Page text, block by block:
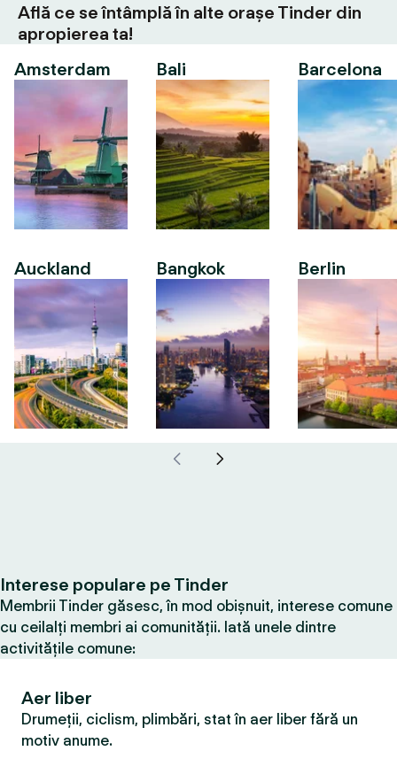
Află ce se întâmplă în alte orașe Tinder din
apropierea ta!
Amsterdam
Auckland
Bali
Bangkok
Barcelona
Berlin
Interese populare pe Tinder
Membrii Tinder găsesc, în mod obișnuit, interese comune
cu ceilalți membri ai comunității. Iată unele dintre
activitățile comune:
Aer liber
Drumeții, ciclism, plimbări, stat în aer liber fără un
motiv anume.